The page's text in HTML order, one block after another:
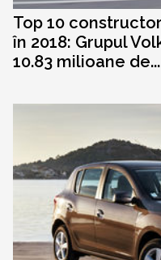
Top 10
în 2018: Grupul
10.83 milioane de...